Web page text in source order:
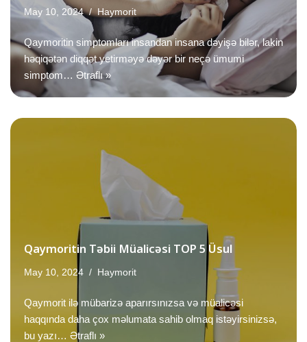
May 10, 2024 Haymorit
Qaymoritin simptomları insandan insana dəyişə bilər, lakin
həqiqətən diqqət yetirməyə dəyər bir neçə ümumi
simptom… Ətraflı »
Qaymoritin Təbii Müalicəsi TOP 5 Üsul
May 10, 2024 Haymorit
Qaymorit ilə mübarizə aparırsınızsa və müalicəsi
haqqında daha çox məlumata sahib olmaq istəyirsinizsə,
bu yazı… Ətraflı »